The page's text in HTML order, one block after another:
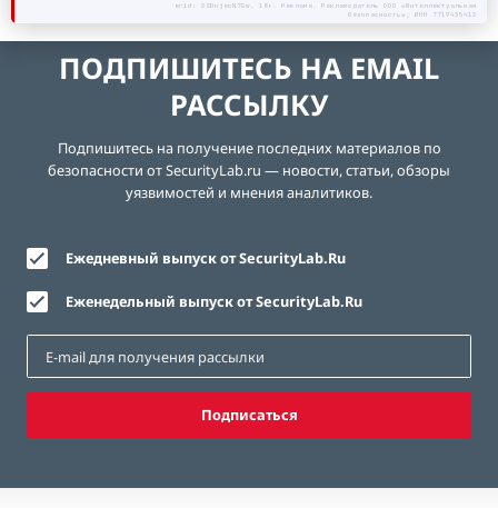
erid: 2SDnjecN7Gw. 18+. Реклама. Рекламодатель ООО «Интеллектуальная
безопасность», ИНН 7719435412
ПОДПИШИТЕСЬ НА EMAIL
РАССЫЛКУ
Подпишитесь на получение последних материалов по
безопасности от SecurityLab.ru — новости, статьи, обзоры
уязвимостей и мнения аналитиков.
Ежедневный выпуск от SecurityLab.Ru
Еженедельный выпуск от SecurityLab.Ru
Подписаться